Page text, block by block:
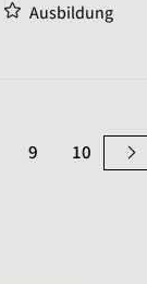
Ausbildung
9 10